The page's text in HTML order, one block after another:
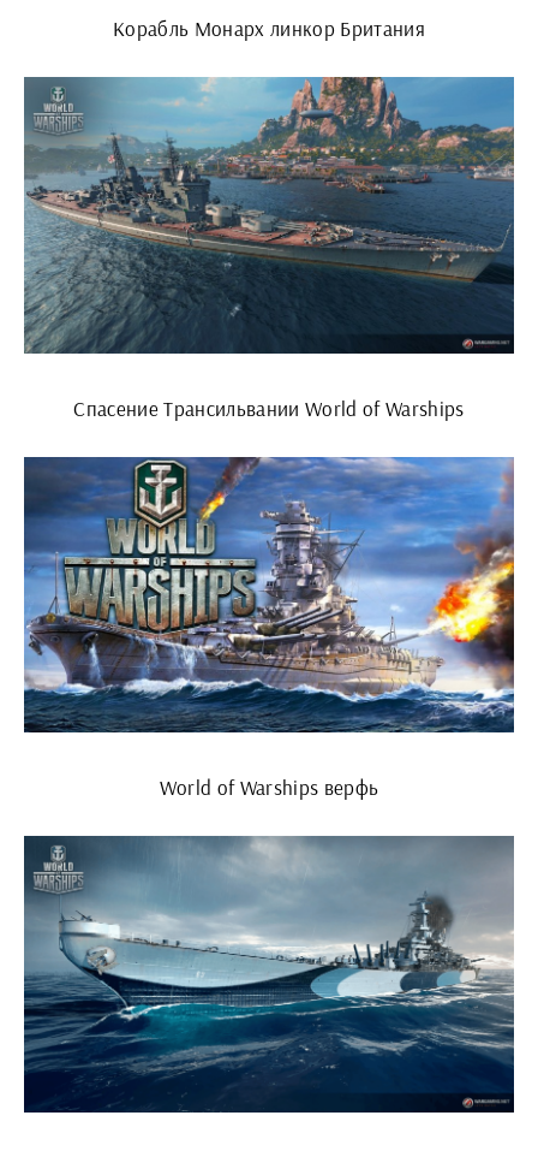
Корабль Монарх линкор Британия
Спасение Трансильвании World of Warships
World of Warships верфь